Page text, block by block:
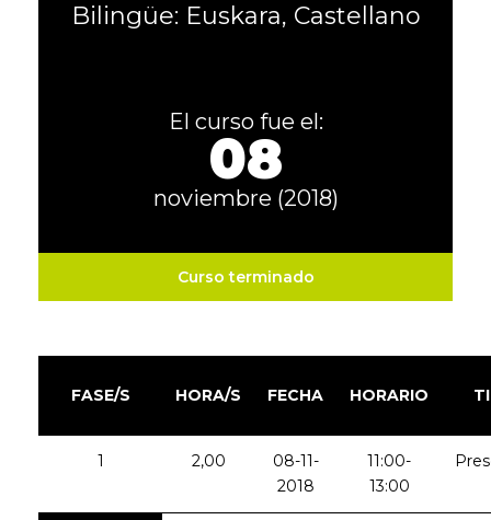
Bilingüe: Euskara, Castellano
El curso fue el:
08
noviembre (2018)
Curso terminado
FASE/S HORA/S FECHA HORARIO
1 2,00
08-11-
2018
11:00-
13:00